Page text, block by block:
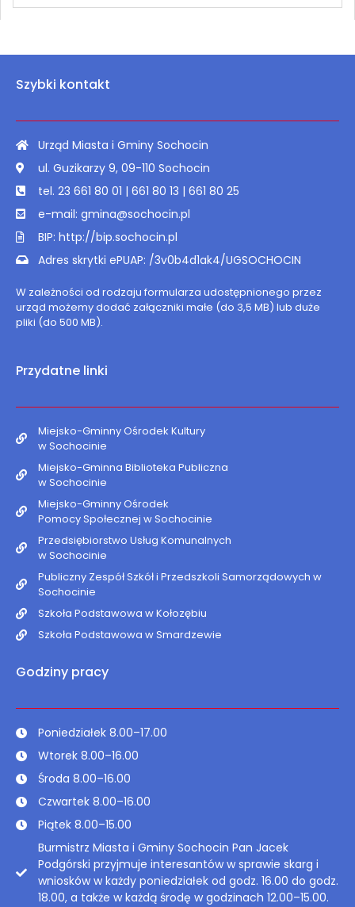
Szybki kontakt
Urząd Miasta i Gminy Sochocin
ul. Guzikarzy 9, 09-110 Sochocin
tel. 23 661 80 01 | 661 80 13 | 661 80 25
e-mail: gmina@sochocin.pl
BIP: http://bip.sochocin.pl
Adres skrytki ePUAP: /3v0b4d1ak4/UGSOCHOCIN
W zależności od rodzaju formularza udostępnionego przez
urząd możemy dodać załączniki małe (do 3,5 MB) lub duże
pliki (do 500 MB).
Przydatne linki
Miejsko-Gminny Ośrodek Kultury
w Sochocinie
Miejsko-Gminna Biblioteka Publiczna
w Sochocinie
Miejsko-Gminny Ośrodek
Pomocy Społecznej w Sochocinie
Przedsiębiorstwo Usług Komunalnych
w Sochocinie
Publiczny Zespół Szkół i Przedszkoli Samorządowych w
Sochocinie
Szkoła Podstawowa w Kołozębiu
Szkoła Podstawowa w Smardzewie
Godziny pracy
Poniedziałek 8.00–17.00
Wtorek 8.00–16.00
Środa 8.00–16.00
Czwartek 8.00–16.00
Piątek 8.00–15.00
Burmistrz Miasta i Gminy Sochocin Pan Jacek
Podgórski przyjmuje interesantów w sprawie skarg i
wniosków w każdy poniedziałek od godz. 16.00 do godz.
18.00, a także w każdą środę w godzinach 12.00–15.00.